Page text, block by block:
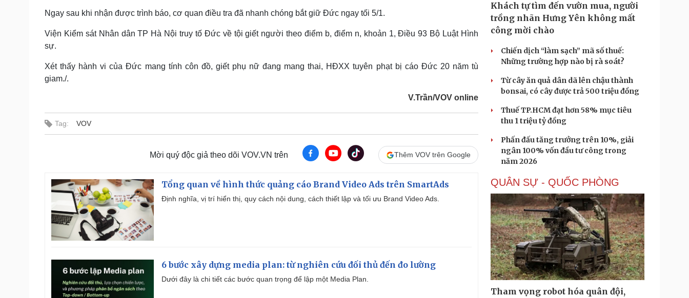
Ngay sau khi nhận được trình báo, cơ quan điều tra đã nhanh chóng bắt giữ Đức ngay tối 5/1.
Viện Kiểm sát Nhân dân TP Hà Nội truy tố Đức về tội giết người theo điểm b, điểm n, khoản 1, Điều 93 Bộ Luật Hình
sự.
Xét thấy hành vi của Đức mang tính côn đồ, giết phụ nữ đang mang thai, HĐXX tuyên phạt bị cáo Đức 20 năm tù
giam./.
V.Trần/VOV online
Tag: VOV
Mời quý độc giả theo dõi VOV.VN trên Thêm VOV trên Google
Tổng quan về hình thức quảng cáo Brand Video Ads trên SmartAds
Định nghĩa, vị trí hiển thị, quy cách nội dung, cách thiết lập và tối ưu Brand Video Ads.
6 bước xây dựng media plan: từ nghiên cứu đối thủ đến đo lường
Dưới đây là chi tiết các bước quan trọng để lập một Media Plan.
Khách tự tìm đến vườn mua, người
trồng nhãn Hưng Yên không mất
công mời chào
Chiến dịch “làm sạch” mã số thuế:
Những trường hợp nào bị rà soát?
Từ cây ăn quả dân dã lên chậu thành
bonsai, có cây được trả 500 triệu đồng
Thuế TP.HCM đạt hơn 58% mục tiêu
thu 1 triệu tỷ đồng
Phấn đấu tăng trưởng trên 10%, giải
ngân 100% vốn đầu tư công trong
năm 2026
QUÂN SỰ - QUỐC PHÒNG
Tham vọng robot hóa quân đội,